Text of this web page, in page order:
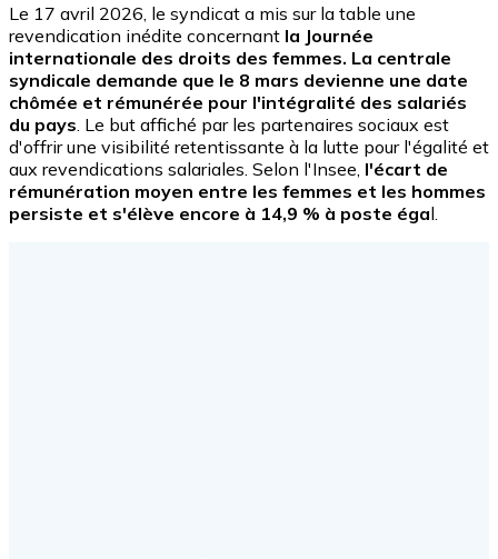
Le 17 avril 2026, le syndicat a mis sur la table une
revendication inédite concernant la Journée
internationale des droits des femmes. La centrale
syndicale demande que le 8 mars devienne une date
chômée et rémunérée pour l'intégralité des salariés
du pays . Le but affiché par les partenaires sociaux est
d'offrir une visibilité retentissante à la lutte pour l'égalité et
aux revendications salariales. Selon l'Insee, l'écart de
rémunération moyen entre les femmes et les hommes
persiste et s'élève encore à 14,9 % à poste égal.